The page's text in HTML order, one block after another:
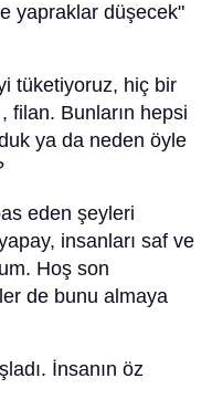
yapraklar düşecek"
tüketiyoruz, hiç bir
filan. Bunların hepsi
ya da neden öyle
eden şeyleri
insanları saf ve
Hoş son
de bunu almaya
İnsanın öz